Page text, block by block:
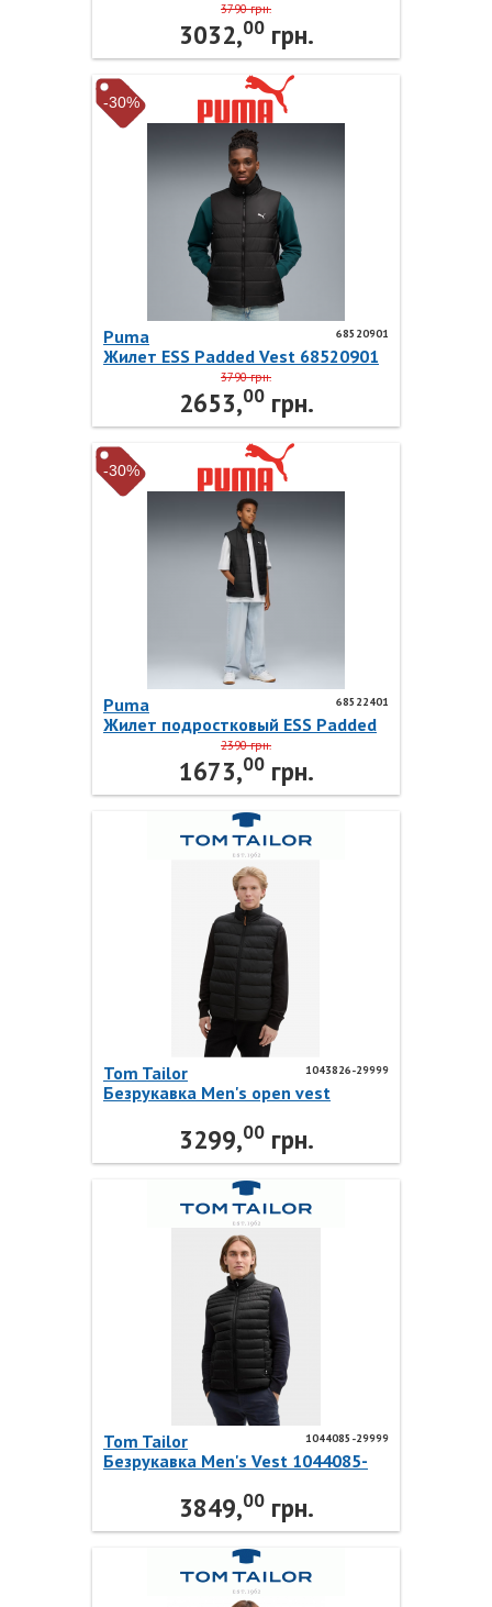
3790 грн.
3032,00грн.
-30%
68520901
Puma
Жилет ESS Padded Vest 68520901
3790 грн.
2653,00грн.
-30%
68522401
Puma
Жилет подростковый ESS Padded
Vest 68522401 Puma
2390 грн.
1673,00грн.
1043826-29999
Tom Tailor
Безрукавка Men's open vest
3299,00грн.
1044085-29999
Tom Tailor
Безрукавка Men's Vest 1044085-
3849,00грн.